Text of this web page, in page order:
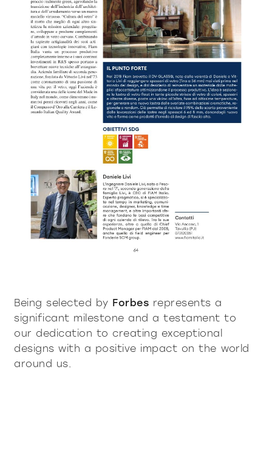
Being selected by Forbes represents a
significant milestone and a testament to
our dedication to creating exceptional
designs with a positive impact on the world
around us.